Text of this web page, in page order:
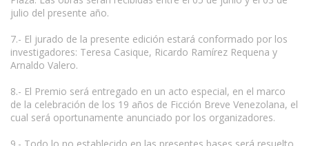
julio del presente año.
7.- El jurado de la presente edición estará conformado por los
investigadores: Teresa Casique, Ricardo Ramírez Requena y
Arnaldo Valero.
8.- El Premio será entregado en un acto especial, en el marco
de la celebración de los 19 años de Ficción Breve Venezolana, el
cual será oportunamente anunciado por los organizadores.
9.- Todo lo no establecido en las presentes bases será resuelto